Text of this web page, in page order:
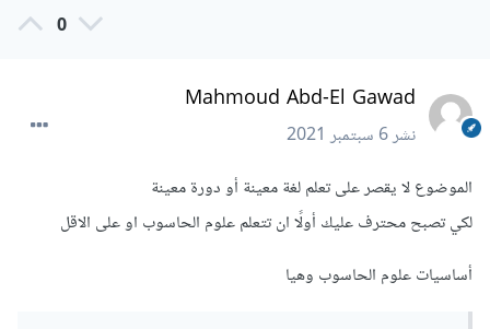
0
Mahmoud Abd-El Gawad
نشر6 سبتمبر 2021
الموضوع لا يقصر على تعلم لغة معينة أو دورة معينة
لكي تصبح محترف عليك أولًا ان تتعلم علوم الحاسوب او على الاقل
أساسيات علوم الحاسوب وهيا